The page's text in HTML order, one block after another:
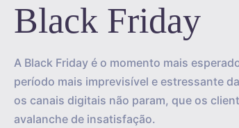
Black Friday
A Black Friday é o momento mais
período mais imprevisível e estressante
os canais digitais não param, que os
avalanche de insatisfação.